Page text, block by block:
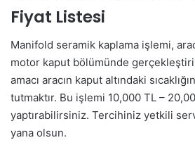
Fiyat Listesi
Manifold seramik kaplama işlemi,
motor kaput bölümünde
amacı aracın kaput altındaki
tutmaktır. Bu işlemi 10,000 TL –
yaptırabilirsiniz. Tercihiniz yetkili
yana olsun.